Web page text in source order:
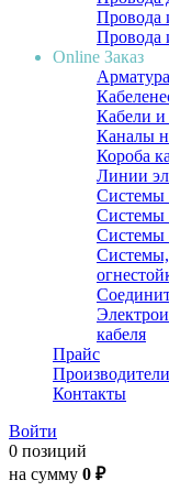
Провода
Провода
Online Заказ
Кабели и
Каналы
Короба
Линии
Системы
Системы
Системы
Системы,
кабеля
Прайс
Производители
Контакты
Войти
0 позиций
на сумму 0 ₽